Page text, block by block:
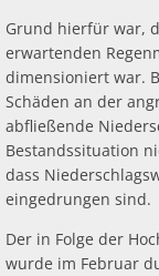
Grund hierfür war,
erwartenden
dimensioniert war.
Schäden an der
abfließende
Bestandssituation
dass
eingedrungen sind.
Der in Folge der
wurde im Februar